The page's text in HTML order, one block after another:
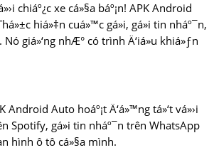
chiáº¿c xe cá»§a báº¡n! APK Android
hiá»‡n cuá»™c gá»i, gá»­i tin nháº¯n,
giá»‘ng nhÆ° có trình Ä‘iá»u khiá»ƒn
Auto hoáº¡t Ä‘á»™ng tá»‘t vá»›i
Spotify, gá»­i tin nháº¯n trên WhatsApp
hình ô tô cá»§a mình.